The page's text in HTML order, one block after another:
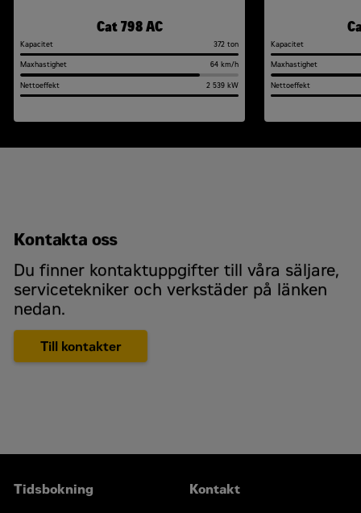
Cat 798 AC
Kapacitet 372 ton
Maxhastighet 64 km/h
Nettoeffekt 2 539 kW
Kapacitet
Maxhastighet
Nettoeffekt
Kontakta oss
Du finner kontaktuppgifter till våra säljare,
servicetekniker och verkstäder på länken
nedan.
Till kontakter
Tidsbokning Kontakt